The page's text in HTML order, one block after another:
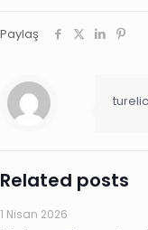
Paylaş
Related posts
1 Nisan 2026